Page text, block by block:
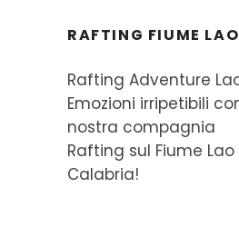
RAFTING FIUME LAO
Rafting Adventure
Emozioni irripetibili
nostra compagnia
Rafting sul Fiume Lao
Calabria!